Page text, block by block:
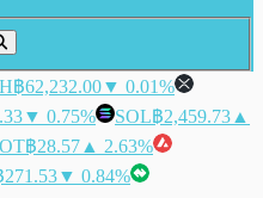
฿62,232.00▼ 0.01%
▼ 0.75% SOL฿2,459.73 ▲
฿28.57 ▲ 2.63%
271.53▼ 0.84%